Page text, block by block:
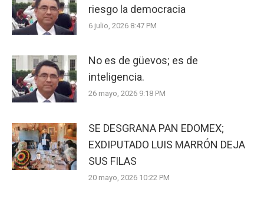
riesgo la democracia
6 julio, 2026 8:47 PM
No es de güevos; es de
inteligencia.
26 mayo, 2026 9:18 PM
SE DESGRANA PAN EDOMEX;
EXDIPUTADO LUIS MARRÓN DEJA
SUS FILAS
20 mayo, 2026 10:22 PM